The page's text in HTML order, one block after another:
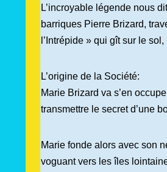
L’incroyable légende nous
barriques Pierre Brizard,
l’Intrépide » qui gît sur le
L’origine de la Société:
Marie Brizard va s’en
transmettre le secret d’une
Marie fonde alors avec son
voguant vers les îles